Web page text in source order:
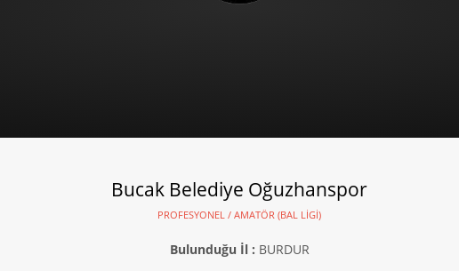
Bucak Belediye Oğuzhanspor
PROFESYONEL / AMATÖR (BAL LIGI)
Bulunduğu İl : BURDUR